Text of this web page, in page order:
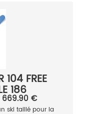
104 FREE
186
669.90 €
un ski taillé pour la